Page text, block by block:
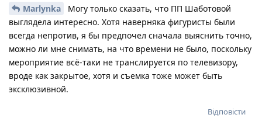
Marlynka
Могу только сказать, что ПП Шаботовой
выглядела интересно. Хотя наверняка фигуристы были
всегда непротив, я бы предпочел сначала выяснить точно,
можно ли мне снимать, на что времени не было, поскольку
мероприятие всё-таки не транслируется по телевизору,
вроде как закрытое, хотя и съемка тоже может быть
эксклюзивной.
Відповісти